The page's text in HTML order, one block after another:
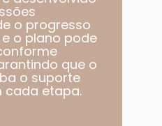
o progresso
o plano pode
que o
o suporte
cada etapa.​